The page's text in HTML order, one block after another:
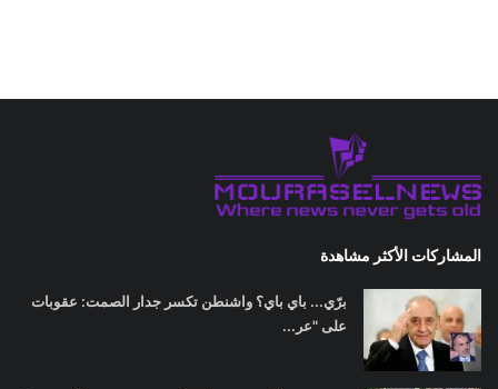
المشاركات الأكثر مشاهدة
برّي... باي باي؟ واشنطن تكسر جدار الصمت: عقوبات
على "عر...